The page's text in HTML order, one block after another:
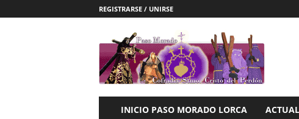
REGISTRARSE / UNIRSE
a
s
o
M
INICIO PASO MORADO LORCA